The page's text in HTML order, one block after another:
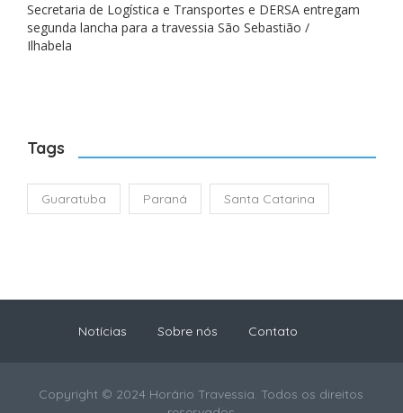
Secretaria de Logística e Transportes e DERSA entregam
segunda lancha para a travessia São Sebastião /
Ilhabela
Tags
Guaratuba Paraná Santa Catarina
Notícias Sobre nós Contato
Copyright © 2024 Horário Travessia. Todos os direitos